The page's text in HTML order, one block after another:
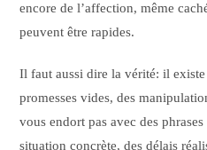
encore de l’affection, même
peuvent être rapides.
Il faut aussi dire la vérité: il
promesses vides, des
vous endort pas avec des
situation concrète, des délais